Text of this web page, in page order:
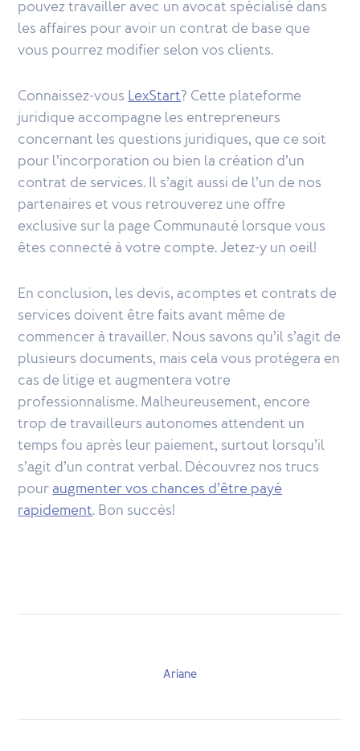
pouvez travailler avec un avocat spécialisé dans
les affaires pour avoir un contrat de base que
vous pourrez modifier selon vos clients.
Connaissez-vousLexStart? Cette plateforme
juridique accompagne les entrepreneurs
concernant les questions juridiques, que ce soit
pour l’incorporation ou bien la création d’un
contrat de services. Il s’agit aussi de l’un de nos
partenaires et vous retrouverez une offre
exclusive sur la page Communauté lorsque vous
êtes connecté à votre compte. Jetez-y un oeil!
En conclusion, les devis, acomptes et contrats de
services doivent être faits avant même de
commencer à travailler. Nous savons qu’il s’agit de
plusieurs documents, mais cela vous protégera en
cas de litige et augmentera votre
professionnalisme. Malheureusement, encore
trop de travailleurs autonomes attendent un
temps fou après leur paiement, surtout lorsqu’il
s’agit d’un contrat verbal. Découvrez nos trucs
pouraugmenter vos chances d’être payé
rapidement. Bon succès!
Ariane